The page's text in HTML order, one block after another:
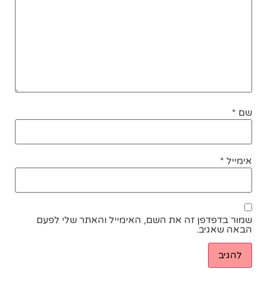
שם *
אימייל *
שמור בדפדפן זה את השם, האימייל והאתר שלי לפעם
הבאה שאגיב.